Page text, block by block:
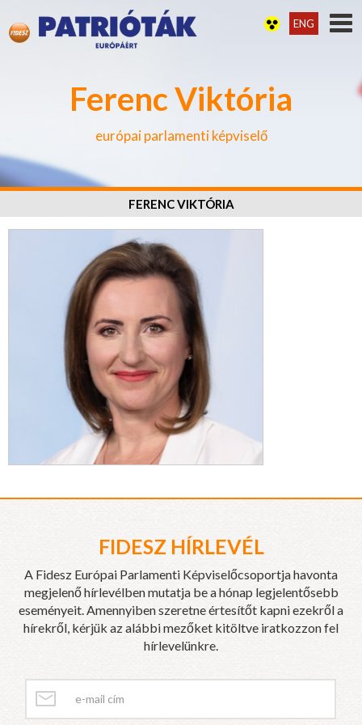
Ferenc Viktória
európai parlamenti képviselő
ENG
FERENC VIKTÓRIA
FIDESZ HÍRLEVÉL
A Fidesz Európai Parlamenti Képviselőcsoportja havonta
megjelenő hírlevélben mutatja be a hónap legjelentősebb
eseményeit. Amennyiben szeretne értesítőt kapni ezekről a
hírekről, kérjük az alábbi mezőket kitöltve iratkozzon fel
hírlevelünkre.